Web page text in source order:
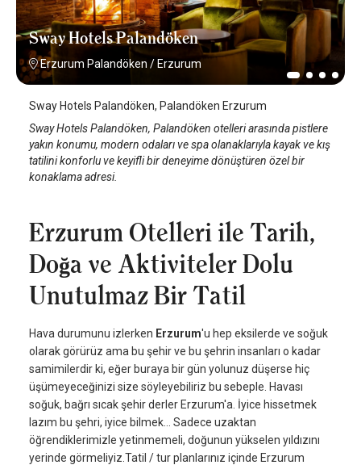
Sway Hotels Palandöken
Erzurum Palandöken / Erzurum
Sway Hotels Palandöken, Palandöken Erzurum
Sway Hotels Palandöken, Palandöken otelleri arasında pistlere
yakın konumu, modern odaları ve spa olanaklarıyla kayak ve kış
tatilini konforlu ve keyifli bir deneyime dönüştüren özel bir
konaklama adresi.
Erzurum Otelleri ile Tarih,
Doğa ve Aktiviteler Dolu
Unutulmaz Bir Tatil
Hava durumunu izlerken Erzurum'u hep eksilerde ve soğuk
olarak görürüz ama bu şehir ve bu şehrin insanları o kadar
samimilerdir ki, eğer buraya bir gün yolunuz düşerse hiç
üşümeyeceğinizi size söyleyebiliriz bu sebeple. Havası
soğuk, bağrı sıcak şehir derler Erzurum'a. İyice hissetmek
lazım bu şehri, iyice bilmek… Sadece uzaktan
öğrendiklerimizle yetinmemeli, doğunun yükselen yıldızını
yerinde görmeliyiz.Tatil / tur planlarınız içinde Erzurum